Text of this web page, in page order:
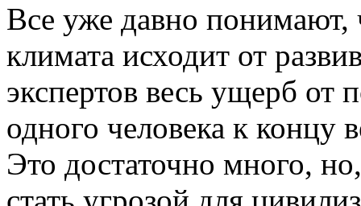
Все уже давно понимают,
климата исходит от
экспертов весь ущерб от
одного человека к концу
Это достаточно много,